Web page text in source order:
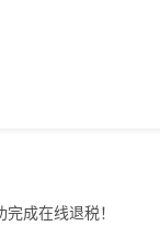
成在线退税！